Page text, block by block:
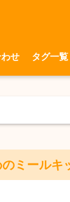
せ タグ一覧
のミール